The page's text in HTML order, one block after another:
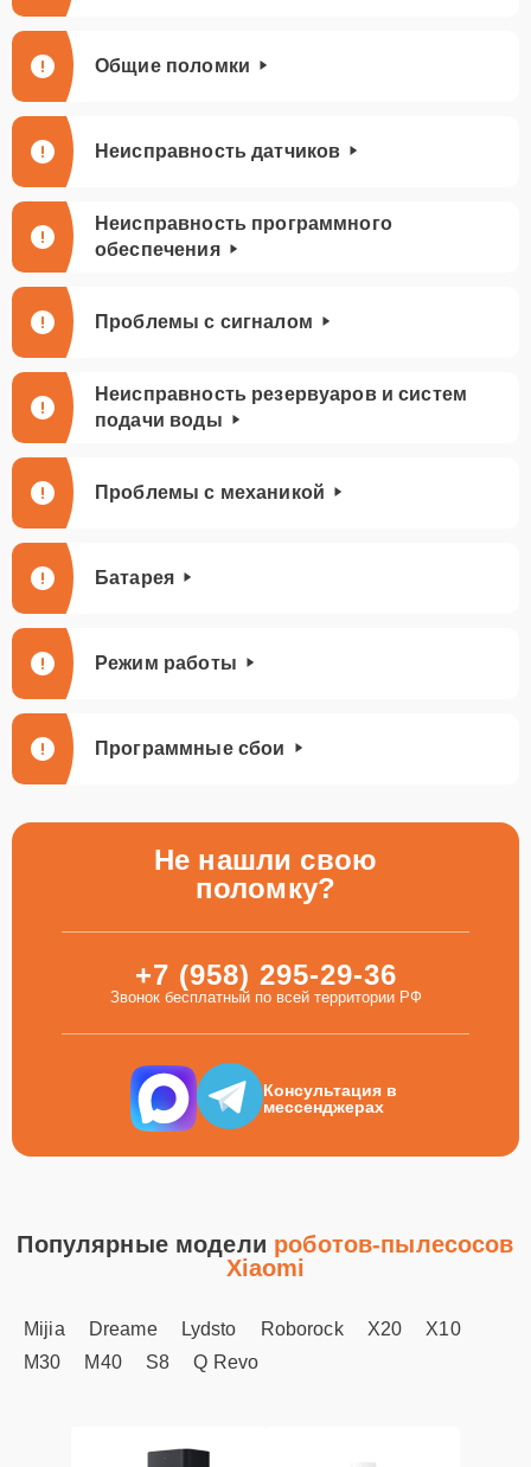
Общие поломки
Неисправность датчиков
Неисправность программного
обеспечения
Проблемы с сигналом
Неисправность резервуаров и систем
подачи воды
Проблемы с механикой
Батарея
Режим работы
Программные сбои
Не нашли свою
поломку?
+7 (958) 295-29-36
Звонок бесплатный по всей территории РФ
Консультация в
мессенджерах
Популярные модели роботов-пылесосов
Xiaomi
Mijia Dreame Lydsto Roborock X20
X10
M30
M40 S8 Q Revo